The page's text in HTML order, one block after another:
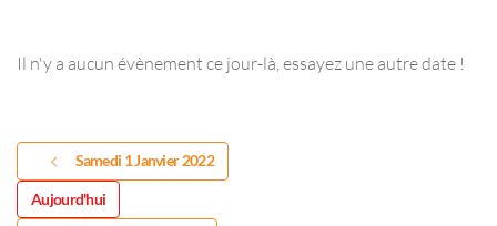
Il n'y a aucun évènement ce jour-là, essayez une autre date !
Samedi 1 Janvier 2022
Aujourd'hui